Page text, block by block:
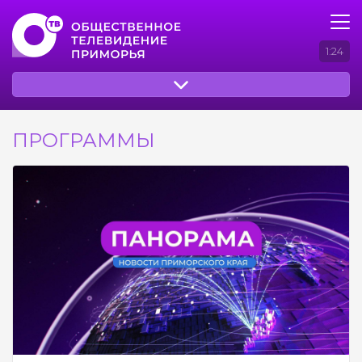
1:24
ПРОГРАММЫ